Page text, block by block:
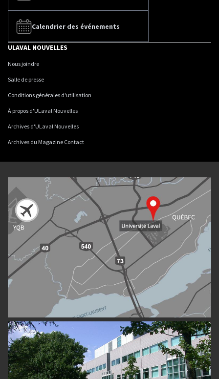
Calendrier des événements
ULAVAL NOUVELLES
Nous joindre
Salle de presse
Conditions générales d'utilisation
À propos d'ULaval Nouvelles
Archives d'ULaval Nouvelles
Archives du Magazine Contact